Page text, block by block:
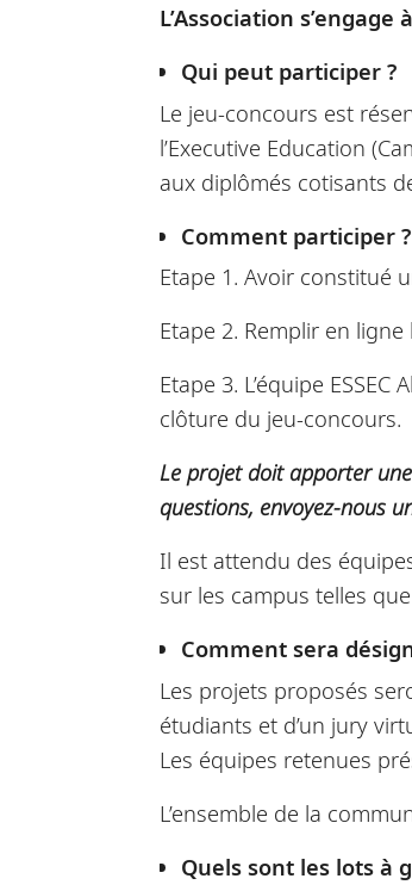
L’Association
Qui peut participer ?
Le jeu-concours est
l’Executive Education
aux diplômés cotisants
Comment participer ?
Etape 1. Avoir constitué
Etape 2. Remplir en ligne
Etape 3. L’équipe
clôture du jeu-concours.
Le projet doit apporter
questions, envoyez-nous
Il est attendu des
sur les campus telles
Comment sera
Les projets proposés
étudiants et d’un jury
Les équipes retenues
L’ensemble de la
Quels sont les lots à